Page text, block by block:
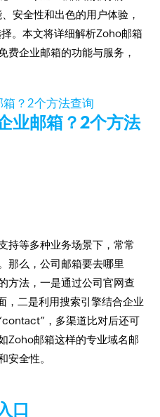
安全性和出色的用户体验，
。本文将详细解析Zoho邮箱
费企业邮箱的功能与服务，
业邮箱？2个方法
持等多种业务场景下，常常
那么，公司邮箱要去哪里
方法，一是通过公司官网查
，二是利用搜索引擎结合企业
，多渠道比对后还可
Zoho邮箱这样的专业域名邮
安全性。
口